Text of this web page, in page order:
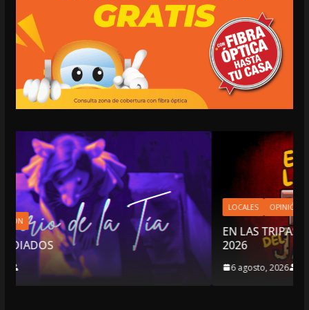
LOCALES OPINIÓN
EN LAS TRIPAS DEL JAGUAR: 06 DE AGOSTO DE
2026
6 agosto, 2026